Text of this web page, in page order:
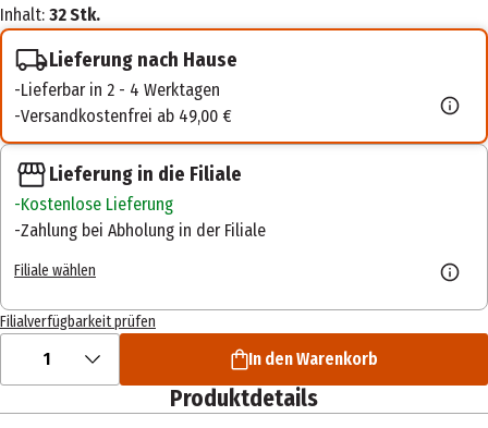
Inhalt: 32 Stk.
Lieferung nach Hause
Lieferbar in 2 - 4 Werktagen
Versandkostenfrei ab 49,00 €
Lieferung in die Filiale
Kostenlose Lieferung
Zahlung bei Abholung in der Filiale
Filiale wählen
Filialverfügbarkeit prüfen
1 In den Warenkorb
Produktdetails